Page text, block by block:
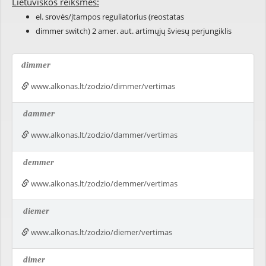
el. srovės/įtampos reguliatorius (reostatas
dimmer switch) 2 amer. aut. artimųjų šviesų perjungiklis
dimmer
www.alkonas.lt/zodzio/dimmer/vertimas
dammer
www.alkonas.lt/zodzio/dammer/vertimas
demmer
www.alkonas.lt/zodzio/demmer/vertimas
diemer
www.alkonas.lt/zodzio/diemer/vertimas
dimer